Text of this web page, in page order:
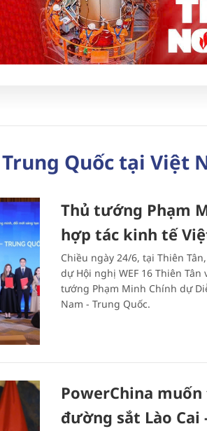
Quốc tại Việt
Thủ tướng Phạm
hợp tác kinh tế
Chiều ngày 24/6, tại Thiên
dự Hội nghị WEF 16 Thiên
tướng Phạm Minh Chính dự
Nam - Trung Quốc.
PowerChina
đường sắt Lào Cai